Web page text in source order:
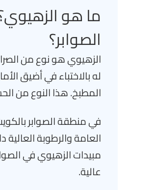
ما هو
الصوابر؟
الزهيوي هو نوع من
له بالاختباء في أضيق
المطبخ. هذا النوع من
في منطقة الصوابر
العامة والرطوبة
مبيدات الزهيوي في
عالية.